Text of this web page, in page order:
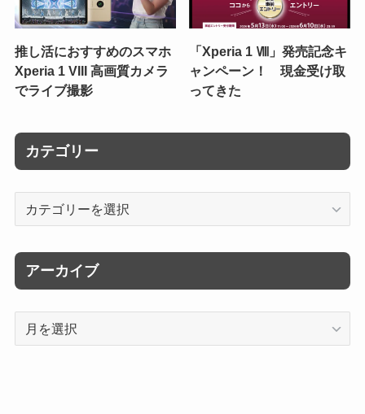
推し活におすすめのスマホ
Xperia 1 VIII 高画質カメラ
でライブ撮影
「Xperia 1 Ⅷ」発売記念キ
ャンペーン！ 現金受け取
ってきた
カテゴリー
リ
ー
アーカイブ